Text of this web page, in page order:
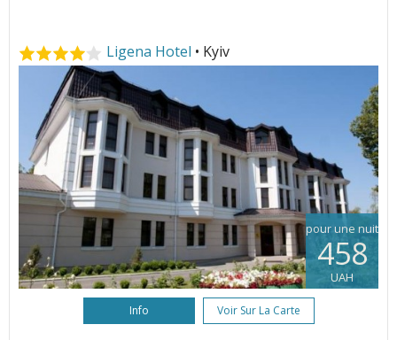
Ligena Hotel • Kyiv
pour une nuit
458
UAH
Info Voir Sur La Carte